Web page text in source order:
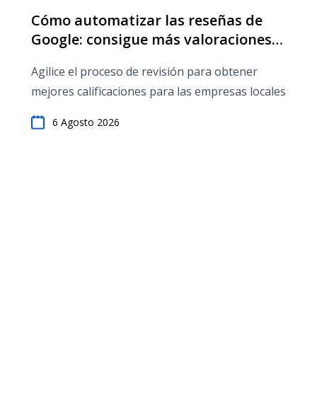
Cómo automatizar las reseñas de
Google: consigue más valoraciones
Agilice el proceso de revisión para obtener
mejores calificaciones para las empresas locales
6 Agosto 2026